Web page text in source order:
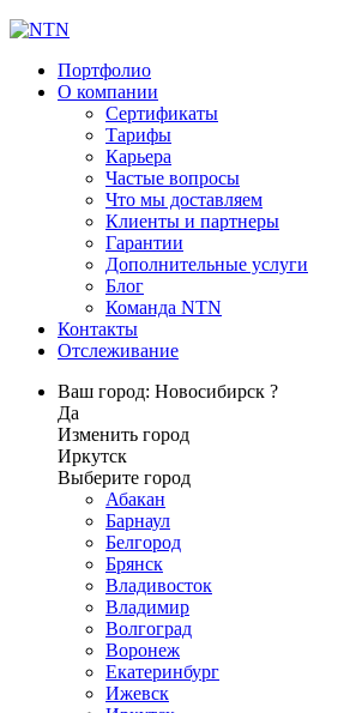
Портфолио
О компании
Сертификаты
Тарифы
Карьера
Частые вопросы
Что мы доставляем
Клиенты и партнеры
Гарантии
Дополнительные услуги
Блог
Команда NTN
Контакты
Отслеживание
Ваш город: Новосибирск ?
Да
Изменить город
Иркутск
Выберите город
Абакан
Барнаул
Белгород
Брянск
Владивосток
Владимир
Волгоград
Воронеж
Екатеринбург
Ижевск